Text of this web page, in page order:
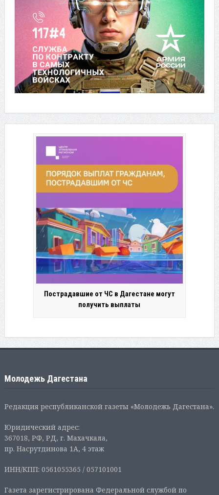
Пострадавшие от ЧС в Дагестане могут
получить выплаты
Молодежь Дагестана
Редакция республиканской газеты «Молодежь Дагестана».
Юридический адрес:
367018, РФ, РД, г. Махачкала,
пр. Насрутдинова 1А, 4 этаж
ИНН/КПП: 0561055365 / 057101001
Газета зарегистрирована Федеральной службой по